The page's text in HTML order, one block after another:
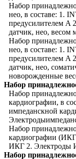
Набор
нео, в составе: 1.
предусилителем A
датчик, нео, весом
Набор
нео, в составе: 1.
предусилителем A
датчик, нео,
новорожденные
Набор
Набор
кардиографии, в
импеданскной
Набор
кардиографии
ИКГ 2. Электроды
Набор